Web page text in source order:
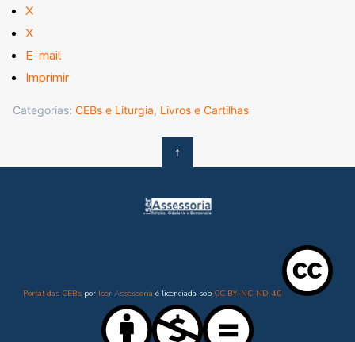
X
X
E-mail
Imprimir
Categorias: CEBs e Liturgia, Livros e Cartilhas
↑
Portal das CEBspor Iser Assessoria é licenciada sob CC BY-NC-ND 4.0